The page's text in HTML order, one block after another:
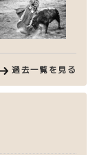
過去一覧を見る